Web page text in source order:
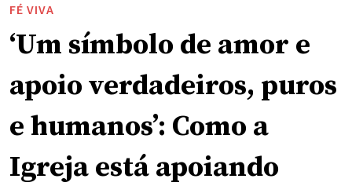
FÉ VIVA
‘Um símbolo de amor e
apoio verdadeiros, puros
e humanos’: Como a
Igreja está apoiando